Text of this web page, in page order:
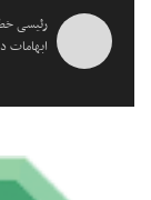
رئیسی
ابهامات